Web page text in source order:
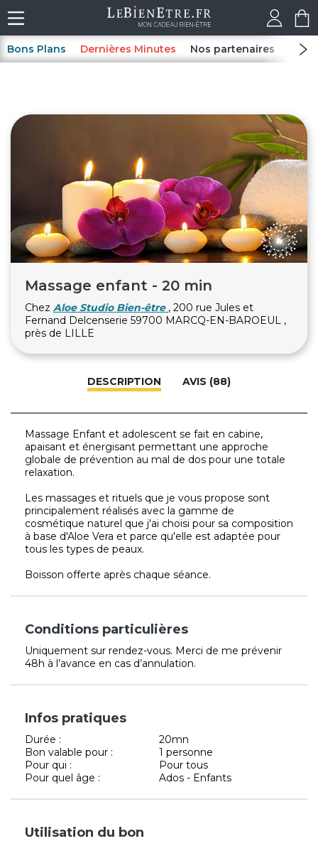
Bons Plans Dernières Minutes Nos partenaires Spas
Massage enfant - 20 min
Chez Aloe Studio Bien-être , 200 rue Jules et
Fernand Delcenserie 59700 MARCQ-EN-BAROEUL ,
près de LILLE
DESCRIPTION AVIS (88)
Massage Enfant et adolescent se fait en cabine,
apaisant et énergisant permettant une approche
globale de prévention au mal de dos pour une totale
relaxation.
Les massages et rituels que je vous propose sont
principalement réalisés avec la gamme de
cosmétique naturel que j'ai choisi pour sa composition
à base d'Aloe Vera et parce qu'elle est adaptée pour
tous les types de peaux.
Boisson offerte après chaque séance.
Conditions particulières
Uniquement sur rendez-vous. Merci de me prévenir
48h à l’avance en cas d’annulation.
Infos pratiques
Durée :
20mn
Bon valable pour :
1 personne
Pour qui :
Pour tous
Pour quel âge :
Ados - Enfants
Utilisation du bon